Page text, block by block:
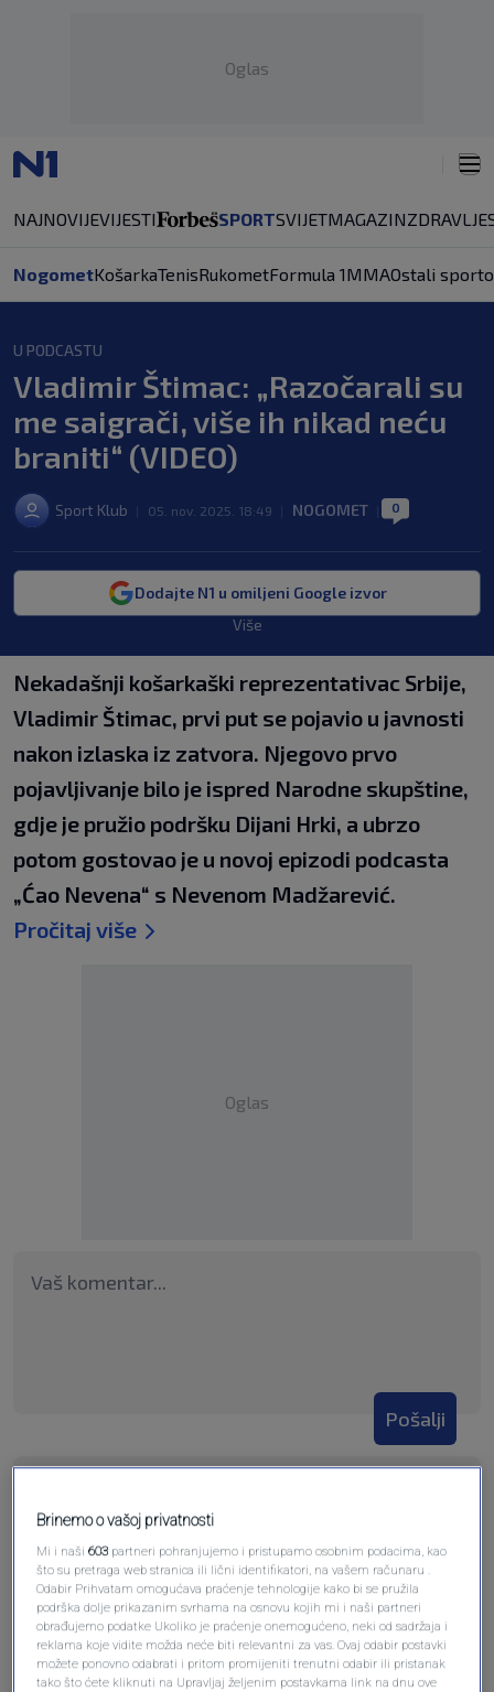
Oglas
NAJNOVIJEVIJESTI SPORTSVIJETMAGAZINZDRAVLJE
NogometKošarkaTenisRukometFormula 1MMAOstali
U PODCASTU
Vladimir Štimac: „Razočarali su
me saigrači, više ih nikad neću
braniti“ (VIDEO)
Sport Klub 05. nov. 2025. 18:49 NOGOMET 0
Dodajte N1 u omiljeni Google izvor
Više
Nekadašnji košarkaški reprezentativac Srbije,
Vladimir Štimac, prvi put se pojavio u javnosti
nakon izlaska iz zatvora. Njegovo prvo
pojavljivanje bilo je ispred Narodne skupštine,
gdje je pružio podršku Dijani Hrki, a ubrzo
potom gostovao je u novoj epizodi podcasta
„Ćao Nevena“ s Nevenom Madžarević.
Pročitaj više
Oglas
Pošalji
Pošalji komentar
Brinemo o vašoj privatnosti
Mi i naši603 partneri pohranjujemo i pristupamo osobnim podacima, kao
što su pretraga web stranica ili lični identifikatori, na vašem računaru .
Odabir Prihvatam omogućava praćenje tehnologije kako bi se pružila
podrška dolje prikazanim svrhama na osnovu kojih mi i naši partneri
obrađujemo podatke Ukoliko je praćenje onemogućeno, neki od sadržaja i
reklama koje vidite možda neće biti relevantni za vas. Ovaj odabir postavki
možete ponovno odabrati i pritom promijeniti trenutni odabir ili pristanak
tako što ćete kliknuti na Upravljaj željenim postavkama link na dnu ove